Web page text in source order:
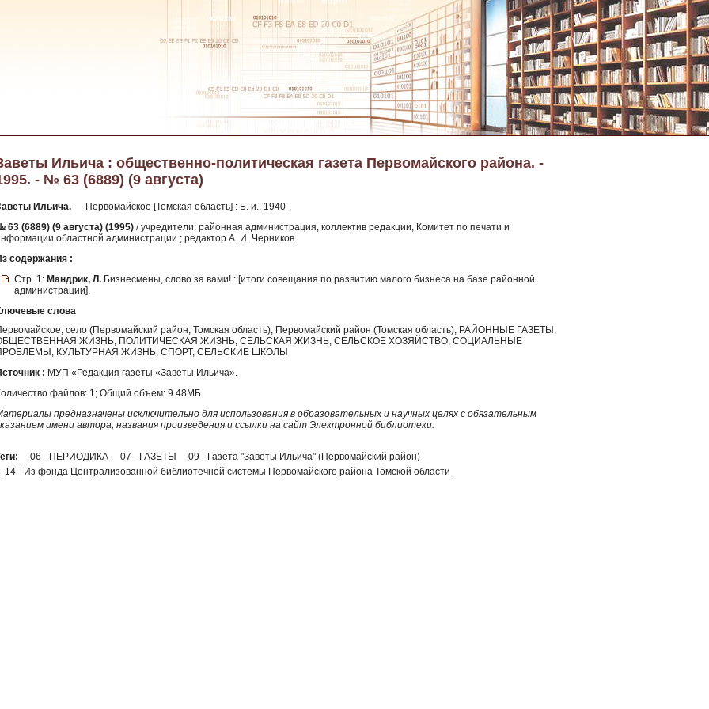
Ильича : общественно-политическая газета Первомайского района. -
- № 63 (6889) (9 августа)
Ильича. — Первомайское [Томская область] : Б. и., 1940-.
63 (6889) (9 августа) (1995) / учредители: районная администрация, коллектив редакции, Комитет по печати и
областной администрации ; редактор А. И. Черников.
содержания :
Стр. 1: Мандрик, Л. Бизнесмены, слово за вами! : [итоги совещания по развитию малого бизнеса на базе районной
администрации].
слова
село (Первомайский район; Томская область), Первомайский район (Томская область), РАЙОННЫЕ ГАЗЕТЫ,
ЖИЗНЬ, ПОЛИТИЧЕСКАЯ ЖИЗНЬ, СЕЛЬСКАЯ ЖИЗНЬ, СЕЛЬСКОЕ ХОЗЯЙСТВО, СОЦИАЛЬНЫЕ
КУЛЬТУРНАЯ ЖИЗНЬ, СПОРТ, СЕЛЬСКИЕ ШКОЛЫ
: МУП «Редакция газеты «Заветы Ильича».
файлов: 1; Общий объем: 9.48МБ
предназначены исключительно для использования в образовательных и научных целях с обязательным
имени автора, названия произведения и ссылки на сайт Электронной библиотеки.
06 - ПЕРИОДИКА 07 - ГАЗЕТЫ
09 - Газета "Заветы Ильича" (Первомайский район)
14 - Из фонда Централизованной библиотечной системы Первомайского района Томской области